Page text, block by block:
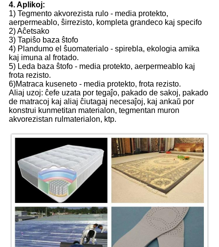
4. Aplikoj:
1) Tegmento akvorezista rulo - media protekto,
aerpermeablo, ŝirrezisto, kompleta grandeco kaj specifo
2) Aĉetsako
3) Tapiŝo baza ŝtofo
4) Plandumo el ŝuomaterialo - spirebla, ekologia amika
kaj imuna al frotado.
5) Leda baza ŝtofo - media protekto, aerpermeablo kaj
frota rezisto.
6)Matraca kuseneto - media protekto, frota rezisto.
Aliaj uzoj: ĉefe uzata por tegaĵo, pakado de sakoj, pakado
de matracoj kaj aliaj ĉiutagaj necesaĵoj, kaj ankaŭ por
konstrui kunmetitan materialon, tegmentan muron
akvorezistan rulmaterialon, ktp.